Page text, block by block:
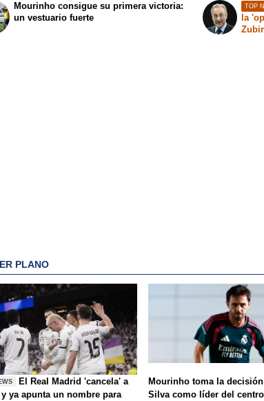
Mourinho consigue su primera victoria:
un vestuario fuerte
TOP
la
PLANO
El Real Madrid 'cancela' a
ya apunta un nombre para
Mourinho toma la
Silva como líder del centro